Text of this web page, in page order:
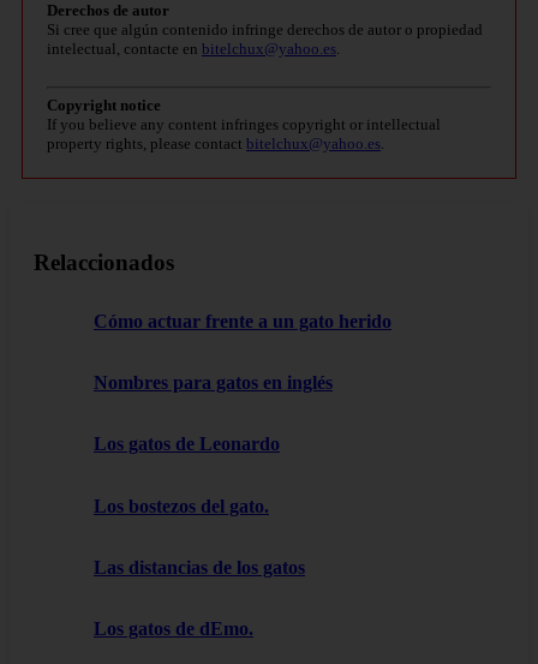
Derechos de autor
Si cree que algún contenido infringe derechos de autor o propiedad
intelectual, contacte en bitelchux@yahoo.es.
Copyright notice
If you believe any content infringes copyright or intellectual
property rights, please contact bitelchux@yahoo.es.
Relaccionados
Cómo actuar frente a un gato herido
Nombres para gatos en inglés
Los gatos de Leonardo
Los bostezos del gato.
Las distancias de los gatos
Los gatos de dEmo.